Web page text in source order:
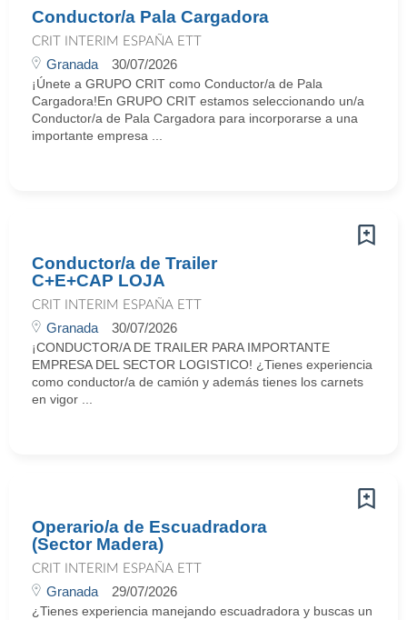
Conductor/a Pala Cargadora
CRIT INTERIM ESPAÑA ETT
Granada 30/07/2026
¡Únete a GRUPO CRIT como Conductor/a de Pala
Cargadora!En GRUPO CRIT estamos seleccionando un/a
Conductor/a de Pala Cargadora para incorporarse a una
importante empresa ...
Conductor/a de Trailer
C+E+CAP LOJA
CRIT INTERIM ESPAÑA ETT
Granada 30/07/2026
¡CONDUCTOR/A DE TRAILER PARA IMPORTANTE
EMPRESA DEL SECTOR LOGISTICO! ¿Tienes experiencia
como conductor/a de camión y además tienes los carnets
en vigor ...
Operario/a de Escuadradora
(Sector Madera)
CRIT INTERIM ESPAÑA ETT
Granada 29/07/2026
¿Tienes experiencia manejando escuadradora y buscas un